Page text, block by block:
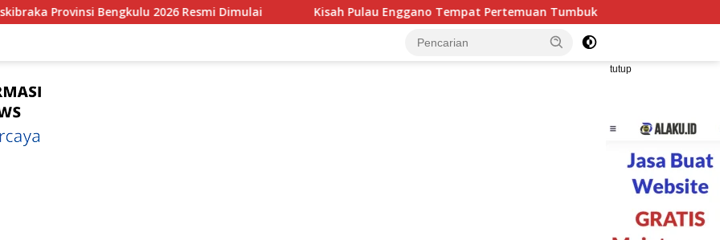
Bengkulu 2026 Resmi Dimulai Kisah Pulau Enggano Tempat Pertemuan Tumbukan antara Lempeng Indo-Australia
tutup